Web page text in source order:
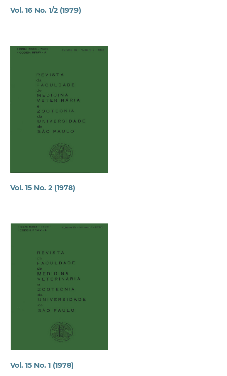
Vol. 16 No. 1/2 (1979)
Vol. 15 No. 2 (1978)
Vol. 15 No. 1 (1978)